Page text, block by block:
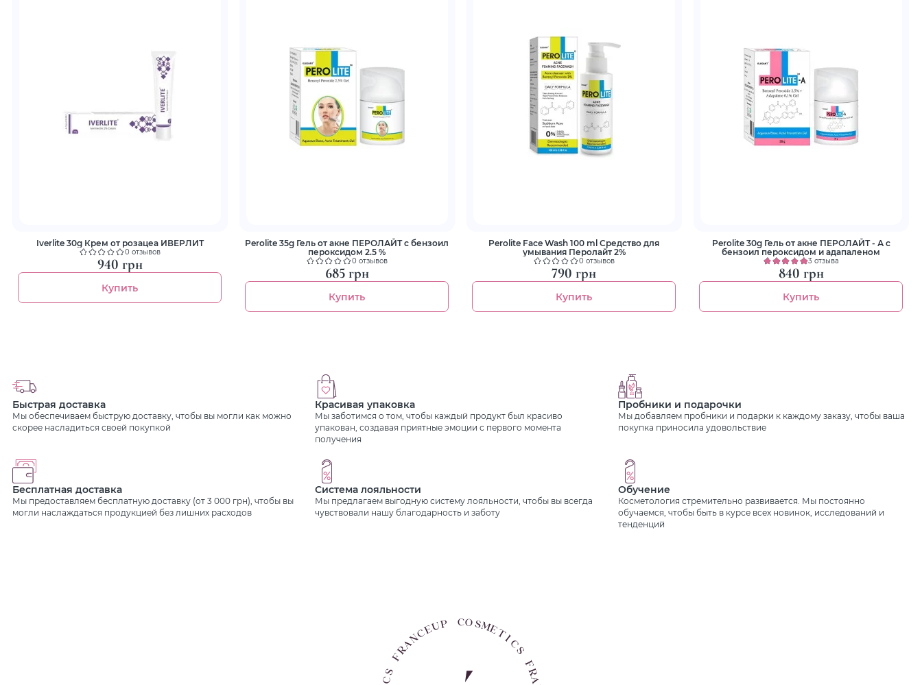
Iverlite 30g Крем от розацеа ИВЕРЛИТ
0 отзывов
940 грн
Купить
Perolite 35g Гель от акне ПЕРОЛАЙТ с бензоил
пероксидом 2.5 %
0 отзывов
685 грн
Купить
Perolite Face Wash 100 ml Средство для
умывания Перолайт 2%
0 отзывов
790 грн
Купить
Perolite 30g Гель от акне ПЕРОЛАЙТ - А с
бензоил пероксидом и адапаленом
3 отзыва
840 грн
Купить
Быстрая доставка
Мы обеспечиваем быструю доставку, чтобы вы могли как можно
скорее насладиться своей покупкой
Красивая упаковка
Мы заботимся о том, чтобы каждый продукт был красиво
упакован, создавая приятные эмоции с первого момента
получения
Пробники и подарочки
Мы добавляем пробники и подарки к каждому заказу, чтобы ваша
покупка приносила удовольствие
Бесплатная доставка
Мы предоставляем бесплатную доставку (от 3 000 грн), чтобы вы
могли наслаждаться продукцией без лишних расходов
Система лояльности
Мы предлагаем выгодную систему лояльности, чтобы вы всегда
чувствовали нашу благодарность и заботу
Обучение
Косметология стремительно развивается. Мы постоянно
обучаемся, чтобы быть в курсе всех новинок, исследований и
тенденций